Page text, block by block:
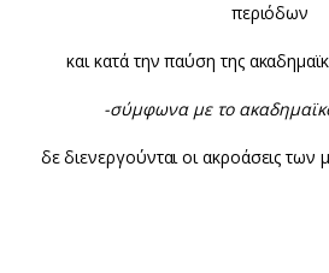
περιόδων
και κατά την παύση της
-σύμφωνα με το
δε διενεργούνται οι ακροάσεις